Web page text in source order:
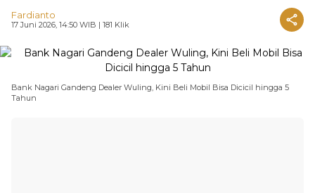
Fardianto
17 Juni 2026, 14:50 WIB | 181 Klik
Bank Nagari Gandeng Dealer Wuling, Kini Beli Mobil Bisa Dicicil hingga 5
Tahun